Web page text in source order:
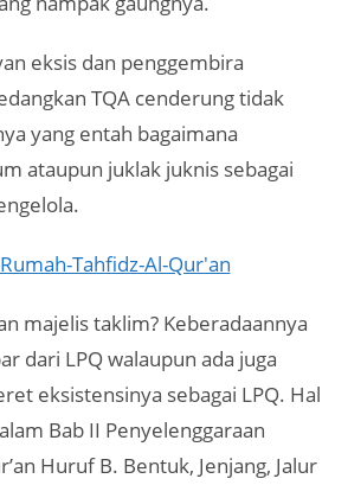
eksis dan penggembira
TQA cenderung tidak
yang entah bagaimana
ataupun juklak juknis sebagai
majelis taklim? Keberadaannya
dari LPQ walaupun ada juga
eksistensinya sebagai LPQ. Hal
Bab II Penyelenggaraan
Huruf B. Bentuk, Jenjang, Jalur